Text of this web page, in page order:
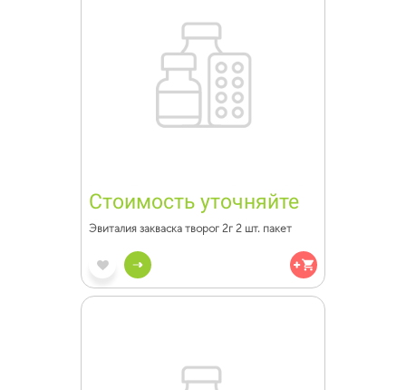
Стоимость уточняйте
Эвиталия закваска творог 2г 2 шт. пакет